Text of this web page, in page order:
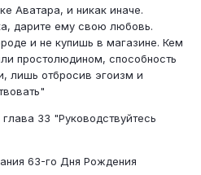
Аватара, и никак иначе.
дарите ему свою любовь.
и не купишь в магазине. Кем
простолюдином, способность
лишь отбросив эгоизм и
33 "Руководствуйтесь
63-го Дня Рождения